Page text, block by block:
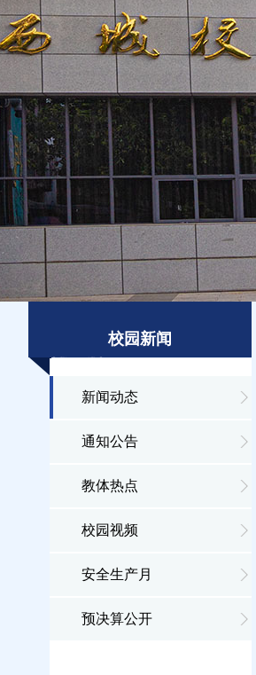
校园新闻
新闻动态
通知公告
教体热点
校园视频
安全生产月
预决算公开